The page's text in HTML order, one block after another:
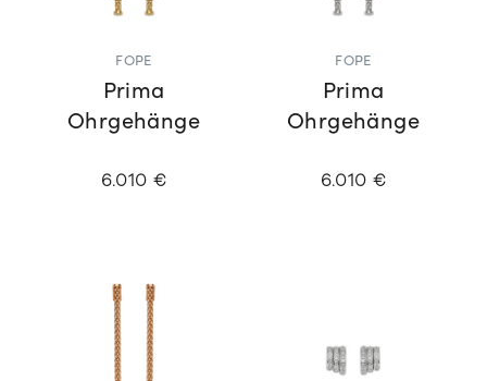
FOPE
Prima
Ohrgehänge
6.010 €
FOPE
Prima
Ohrgehänge
6.010 €